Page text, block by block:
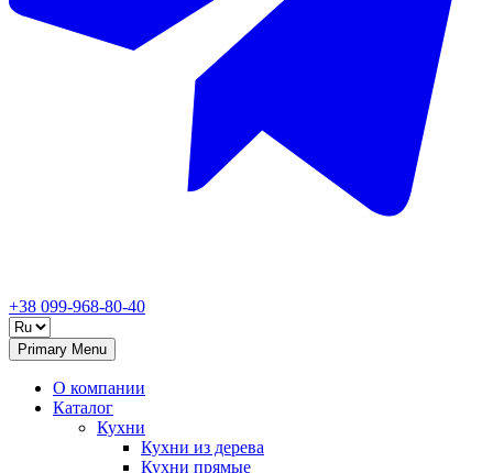
+38 099-968-80-40
Primary Menu
О компании
Каталог
Кухни
Кухни из дерева
Кухни прямые